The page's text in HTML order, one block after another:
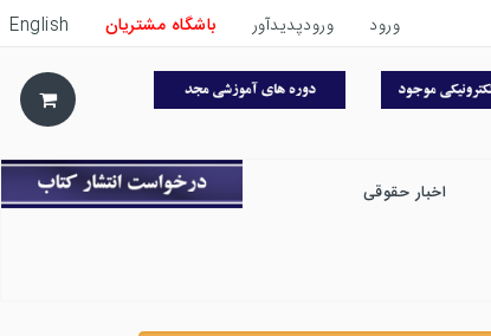
ورود ورودپدیدآور باشگاه مشتریان English
اخبار حقوقی